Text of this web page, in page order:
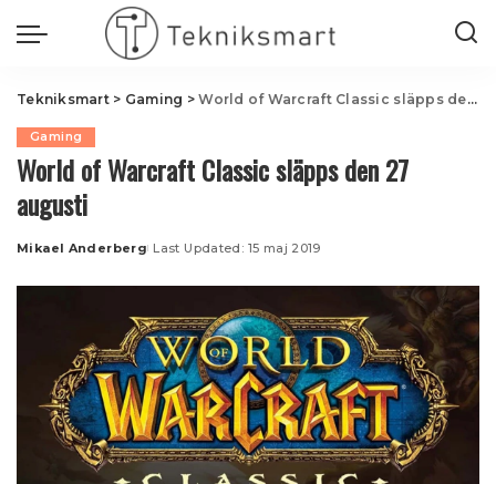
Tekniksmart> Gaming >World of Warcraft Classic släpps den 27 augusti
Gaming
World of Warcraft Classic släpps den 27
augusti
Posted
Mikael Anderberg Last Updated: 15 maj 2019